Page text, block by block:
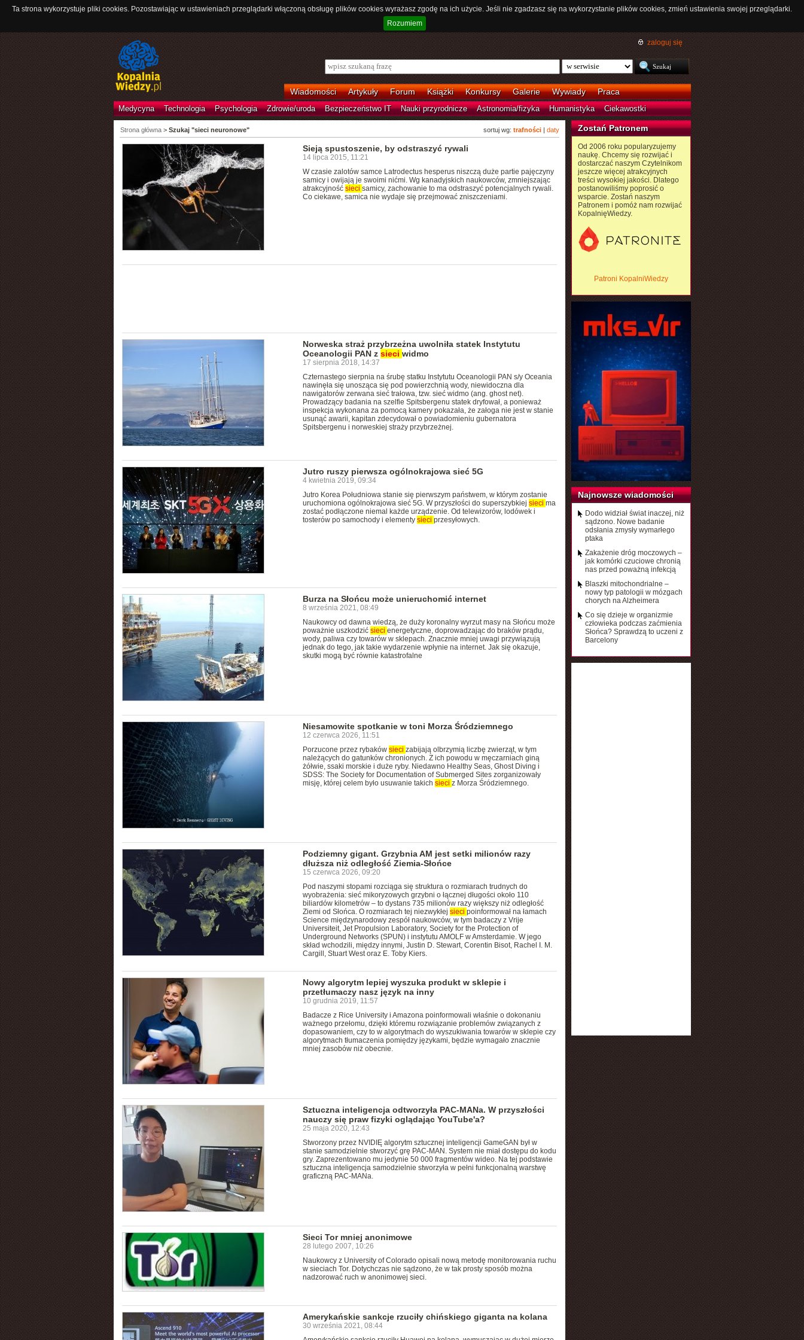
Ta strona wykorzystuje pliki cookies. Pozostawiając w ustawieniach przeglądarki włączoną obsługę plików cookies wyrażasz zgodę na ich użycie. Jeśli nie zgadzasz się na wykorzystanie plików cookies, zmień ustawienia swojej przeglądarki.
Rozumiem
zaloguj się
Wiadomości Artykuły Forum Książki Konkursy Galerie Wywiady Praca
Medycyna Technologia Psychologia Zdrowie/uroda Bezpieczeństwo IT Nauki przyrodnicze Astronomia/fizyka Humanistyka Ciekawostki
sortuj wg: trafności| daty
Strona główna> Szukaj "sieci neuronowe"
Sieją spustoszenie, by odstraszyć rywali
14 lipca 2015, 11:21
W czasie zalotów samce Latrodectus hesperus niszczą duże partie pajęczyny
samicy i owijają je swoimi nićmi. Wg kanadyjskich naukowców, zmniejszając
atrakcyjność sieci samicy, zachowanie to ma odstraszyć potencjalnych rywali.
Co ciekawe, samica nie wydaje się przejmować zniszczeniami.
Norweska straż przybrzeżna uwolniła statek Instytutu
Oceanologii PAN z sieci widmo
17 sierpnia 2018, 14:37
Czternastego sierpnia na śrubę statku Instytutu Oceanologii PAN s/y Oceania
nawinęła się unosząca się pod powierzchnią wody, niewidoczna dla
nawigatorów zerwana sieć trałowa, tzw. sieć widmo (ang. ghost net).
Prowadzący badania na szelfie Spitsbergenu statek dryfował, a ponieważ
inspekcja wykonana za pomocą kamery pokazała, że załoga nie jest w stanie
usunąć awarii, kapitan zdecydował o powiadomieniu gubernatora
Spitsbergenu i norweskiej straży przybrzeżnej.
Jutro ruszy pierwsza ogólnokrajowa sieć 5G
4 kwietnia 2019, 09:34
Jutro Korea Południowa stanie się pierwszym państwem, w którym zostanie
uruchomiona ogólnokrajowa sieć 5G. W przyszłości do superszybkiej sieci ma
zostać podłączone niemal każde urządzenie. Od telewizorów, lodówek i
tosterów po samochody i elementy sieci przesyłowych.
Burza na Słońcu może unieruchomić internet
8 września 2021, 08:49
Naukowcy od dawna wiedzą, że duży koronalny wyrzut masy na Słońcu może
poważnie uszkodzić sieci energetyczne, doprowadzając do braków prądu,
wody, paliwa czy towarów w sklepach. Znacznie mniej uwagi przywiązują
jednak do tego, jak takie wydarzenie wpłynie na internet. Jak się okazuje,
skutki mogą być równie katastrofalne
Niesamowite spotkanie w toni Morza Śródziemnego
12 czerwca 2026, 11:51
Porzucone przez rybaków sieci zabijają olbrzymią liczbę zwierząt, w tym
należących do gatunków chronionych. Z ich powodu w męczarniach giną
żółwie, ssaki morskie i duże ryby. Niedawno Healthy Seas, Ghost Diving i
SDSS: The Society for Documentation of Submerged Sites zorganizowały
misję, której celem było usuwanie takich sieci z Morza Śródziemnego.
Podziemny gigant. Grzybnia AM jest setki milionów razy
dłuższa niż odległość Ziemia-Słońce
15 czerwca 2026, 09:20
Pod naszymi stopami rozciąga się struktura o rozmiarach trudnych do
wyobrażenia: sieć mikoryzowych grzybni o łącznej długości około 110
biliardów kilometrów – to dystans 735 milionów razy większy niż odległość
Ziemi od Słońca. O rozmiarach tej niezwykłej sieci poinformował na łamach
Science międzynarodowy zespół naukowców, w tym badaczy z Vrije
Universiteit, Jet Propulsion Laboratory, Society for the Protection of
Underground Networks (SPUN) i instytutu AMOLF w Amsterdamie. W jego
skład wchodzili, między innymi, Justin D. Stewart, Corentin Bisot, Rachel I. M.
Cargill, Stuart West oraz E. Toby Kiers.
Nowy algorytm lepiej wyszuka produkt w sklepie i
przetłumaczy nasz język na inny
10 grudnia 2019, 11:57
Badacze z Rice University i Amazona poinformowali właśnie o dokonaniu
ważnego przełomu, dzięki któremu rozwiązanie problemów związanych z
dopasowaniem, czy to w algorytmach do wyszukiwania towarów w sklepie czy
algorytmach tłumaczenia pomiędzy językami, będzie wymagało znacznie
mniej zasobów niż obecnie.
Sztuczna inteligencja odtworzyła PAC-MANa. W przyszłości
nauczy się praw fizyki oglądając YouTube'a?
25 maja 2020, 12:43
Stworzony przez NVIDIĘ algorytm sztucznej inteligencji GameGAN był w
stanie samodzielnie stworzyć grę PAC-MAN. System nie miał dostępu do kodu
gry. Zaprezentowano mu jedynie 50 000 fragmentów wideo. Na tej podstawie
sztuczna inteligencja samodzielnie stworzyła w pełni funkcjonalną warstwę
graficzną PAC-MANa.
Sieci Tor mniej anonimowe
28 lutego 2007, 10:26
Naukowcy z University of Colorado opisali nową metodę monitorowania ruchu
w sieciach Tor. Dotychczas nie sądzono, że w tak prosty sposób można
nadzorować ruch w anonimowej sieci.
Amerykańskie sankcje rzuciły chińskiego giganta na kolana
30 września 2021, 08:44
Zostań Patronem
Od 2006 roku popularyzujemy
naukę. Chcemy się rozwijać i
dostarczać naszym Czytelnikom
jeszcze więcej atrakcyjnych
treści wysokiej jakości. Dlatego
postanowiliśmy poprosić o
wsparcie. Zostań naszym
Patronem i pomóż nam rozwijać
KopalnięWiedzy.
Patroni KopalniWiedzy
Najnowsze wiadomości
Dodo widział świat inaczej, niż
sądzono. Nowe badanie
odsłania zmysły wymarłego
ptaka
Zakażenie dróg moczowych –
jak komórki czuciowe chronią
nas przed poważną infekcją
Blaszki mitochondrialne –
nowy typ patologii w mózgach
chorych na Alzheimera
Co się dzieje w organizmie
człowieka podczas zaćmienia
Słońca? Sprawdzą to uczeni z
Barcelony